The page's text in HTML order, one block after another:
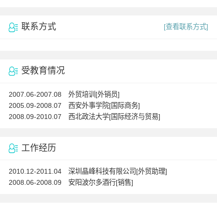
联系方式 [查看联系方式]
受教育情况
2007.06-2007.08 外贸培训[外销员]
2005.09-2008.07 西安外事学院[国际商务]
2008.09-2010.07 西北政法大学[国际经济与贸易]
工作经历
2010.12-2011.04 深圳晶峰科技有限公司[外贸助理]
2008.06-2008.09 安阳波尔多酒行[销售]